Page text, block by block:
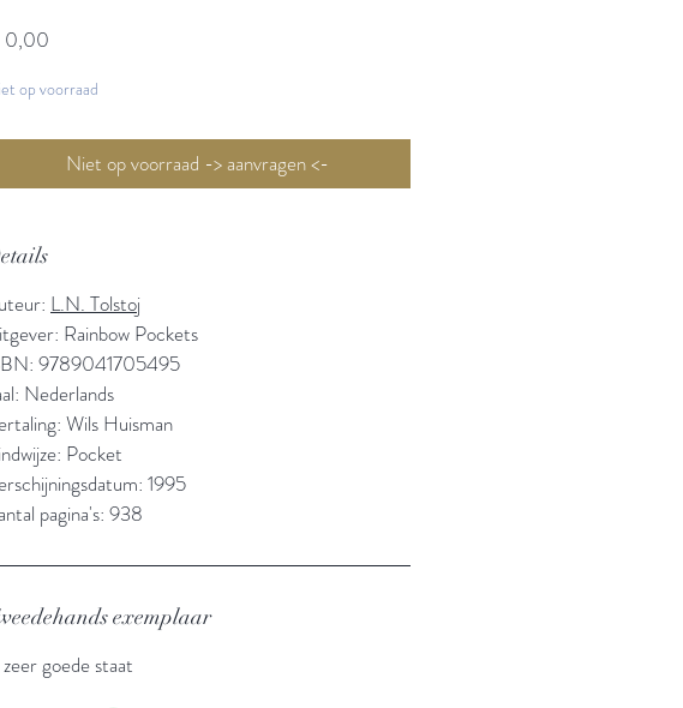
op voorraad
Niet op voorraad -> aanvragen <-
L.N. Tolstoj
Rainbow Pockets
9789041705495
Nederlands
Wils Huisman
Pocket
1995
pagina's: 938
exemplaar
goede staat